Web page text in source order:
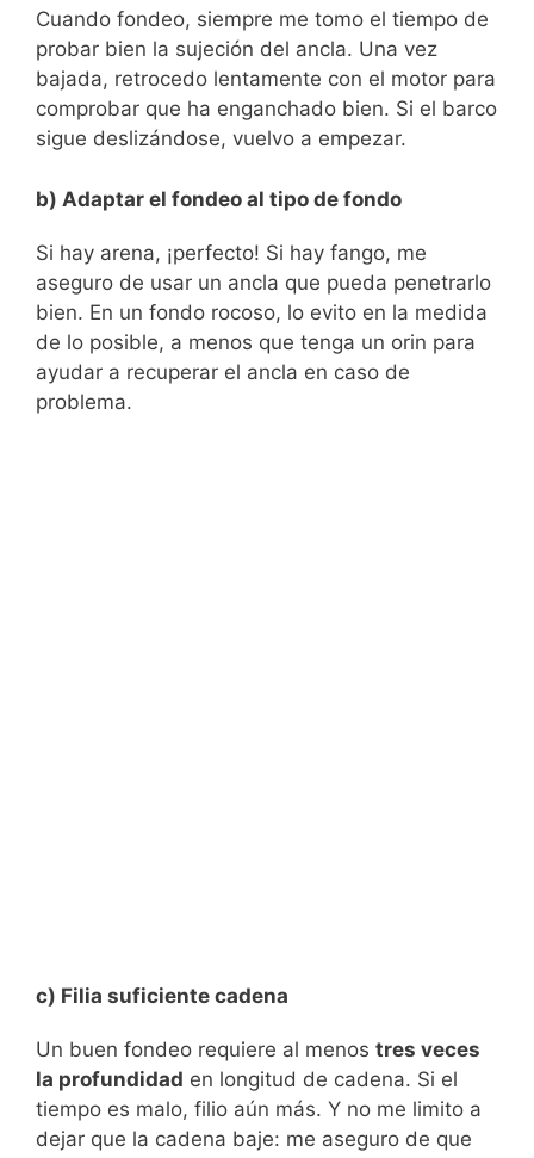
Cuando fondeo, siempre me tomo el tiempo de
probar bien la sujeción del ancla. Una vez
bajada, retrocedo lentamente con el motor para
comprobar que ha enganchado bien. Si el barco
sigue deslizándose, vuelvo a empezar.
b) Adaptar el fondeo al tipo de fondo
Si hay arena, ¡perfecto! Si hay fango, me
aseguro de usar un ancla que pueda penetrarlo
bien. En un fondo rocoso, lo evito en la medida
de lo posible, a menos que tenga un orin para
ayudar a recuperar el ancla en caso de
problema.
c) Filia suficiente cadena
Un buen fondeo requiere al menos tres veces
la profundidad en longitud de cadena. Si el
tiempo es malo, filio aún más. Y no me limito a
dejar que la cadena baje: me aseguro de que